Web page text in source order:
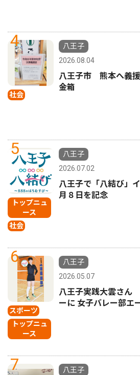
4
社会
八王子
2026.08.04
八王子市 熊本へ義
金箱
5
トップニュ
ース
社会
八王子
2026.07.02
八王子で「八結び」
月８日を記念
6
スポーツ
トップニュ
ース
八王子
2026.05.07
八王子実践大雲さん
ーに 女子バレー部エ
7
八王子